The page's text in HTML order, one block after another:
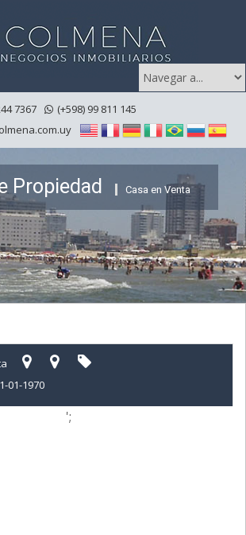
7367
(+598) 99 811 145
Propiedad Casa en Venta
01-1970
';